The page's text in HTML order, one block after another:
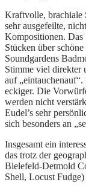
Kraftvolle, brachiale
sehr ausgefeilte,
Kompositionen. Das
Stücken über
Soundgardens
Stimme viel direkter
auf
eckiger. Die
werden nicht
Eudel’s sehr
sich besonders an
Insgesamt ein
das trotz der
Bielefeld-Detmold
Shell, Locust